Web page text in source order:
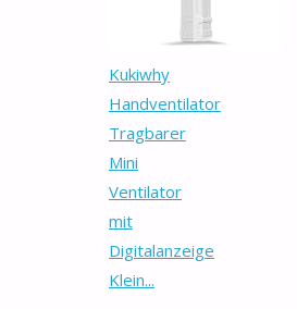
Kukiwhy
Handventilator
Tragbarer
Mini
Ventilator
mit
Digitalanzeige
Klein...